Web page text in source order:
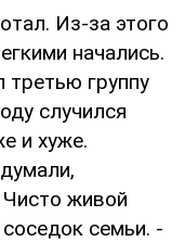
Из-за этого
начались.
третью группу
случился
и хуже.
живой
семьи. -